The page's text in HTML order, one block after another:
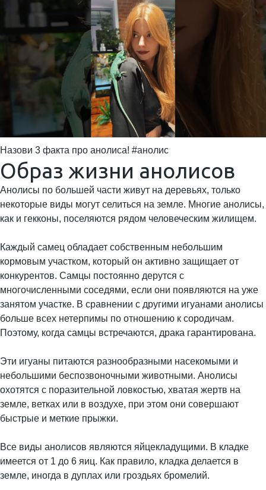
Назови 3 факта про анолиса! #анолис
Образ жизни анолисов
Анолисы по большей части живут на деревьях, только
некоторые виды могут селиться на земле. Многие анолисы,
как и гекконы, поселяются рядом человеческим жилищем.
Каждый самец обладает собственным небольшим
кормовым участком, который он активно защищает от
конкурентов. Самцы постоянно дерутся с
многочисленными соседями, если они появляются на уже
занятом участке. В сравнении с другими игуанами анолисы
больше всех нетерпимы по отношению к сородичам.
Поэтому, когда самцы встречаются, драка гарантирована.
Эти игуаны питаются разнообразными насекомыми и
небольшими беспозвоночными животными. Анолисы
охотятся с поразительной ловкостью, хватая жертв на
земле, ветках или в воздухе, при этом они совершают
быстрые и меткие прыжки.
Все виды анолисов являются яйцекладущими. В кладке
имеется от 1 до 6 яиц. Как правило, кладка делается в
земле, иногда в дуплах или гроздьях бромелий.